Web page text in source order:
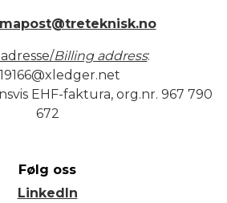
Billing address:
EHF-faktura, org.nr. 967 790
672
Følg oss
LinkedIn